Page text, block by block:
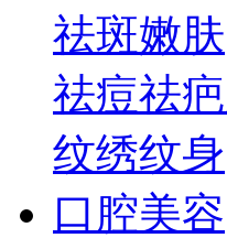
祛斑嫩肤
祛痘祛疤
纹绣纹身
口腔美容